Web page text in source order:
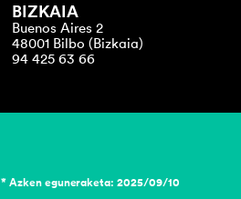
BIZKAIA
Buenos Aires 2
48001 Bilbo (Bizkaia)
94 425 63 66
* Azken eguneraketa: 2025/09/10